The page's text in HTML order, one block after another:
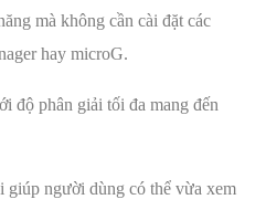
mà không cần cài đặt các
hay microG.
độ phân giải tối đa mang đến
giúp người dùng có thể vừa xem